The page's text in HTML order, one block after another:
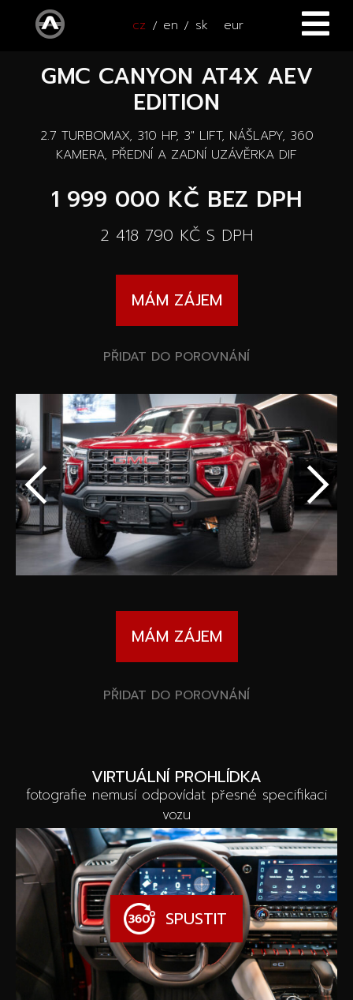
cz en sk eur
ÚVOD
Všechny vozy
Nové vozy
Autooutlet Design
ČTYŘKOLKY
SERVIS
PŘÍSLUŠENSTVÍ
Wheel Pros
Speciální akce
Archiv
GMC CANYON AT4X AEV
EDITION
2.7 TURBOMAX, 310 HP, 3" LIFT, NÁŠLAPY, 360
KAMERA, PŘEDNÍ A ZADNÍ UZÁVĚRKA DIF
1 999 000 KČ BEZ DPH
2 418 790 KČ S DPH
MÁM ZÁJEM
PŘIDAT DO POROVNÁNÍ
MÁM ZÁJEM
PŘIDAT DO POROVNÁNÍ
VIRTUÁLNÍ PROHLÍDKA
fotografie nemusí odpovídat přesné specifikaci
vozu
SPUSTIT